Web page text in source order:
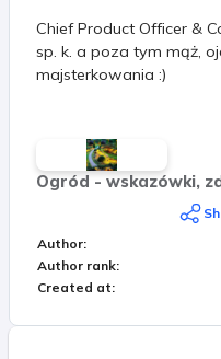
Chief Product Officer &
sp. k. a poza tym mąż,
majsterkowania :)
Ogród - wskazówki,
Author:
Author rank:
Created at: